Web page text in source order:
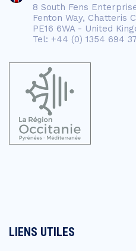
8 South Fens
Fenton Way, Chatteris
PE16 6WA - United
Tel: +44 (0) 1354 694
LIENS UTILES